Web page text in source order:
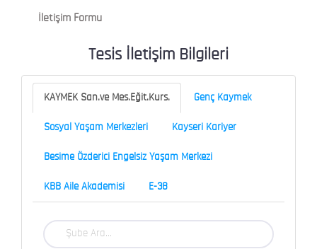
İletişim Formu
Tesis İletişim Bilgileri
KAYMEK San.ve Mes.Eğit.Kurs. Genç Kaymek
Sosyal Yaşam Merkezleri Kayseri Kariyer
Besime Özderici Engelsiz Yaşam Merkezi
KBB Aile Akademisi E-38